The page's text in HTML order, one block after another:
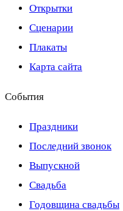
Открытки
Сценарии
Плакаты
Карта сайта
События
Праздники
Последний звонок
Выпускной
Свадьба
Годовщина свадьбы